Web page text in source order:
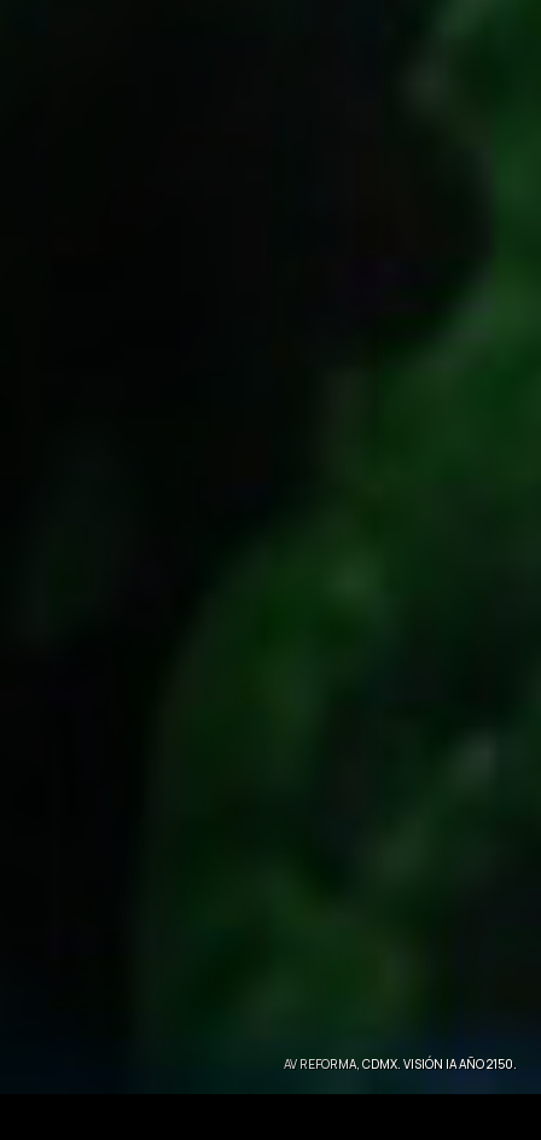
AV REFORMA, CDMX. VISIÓN IA AÑO 2150.